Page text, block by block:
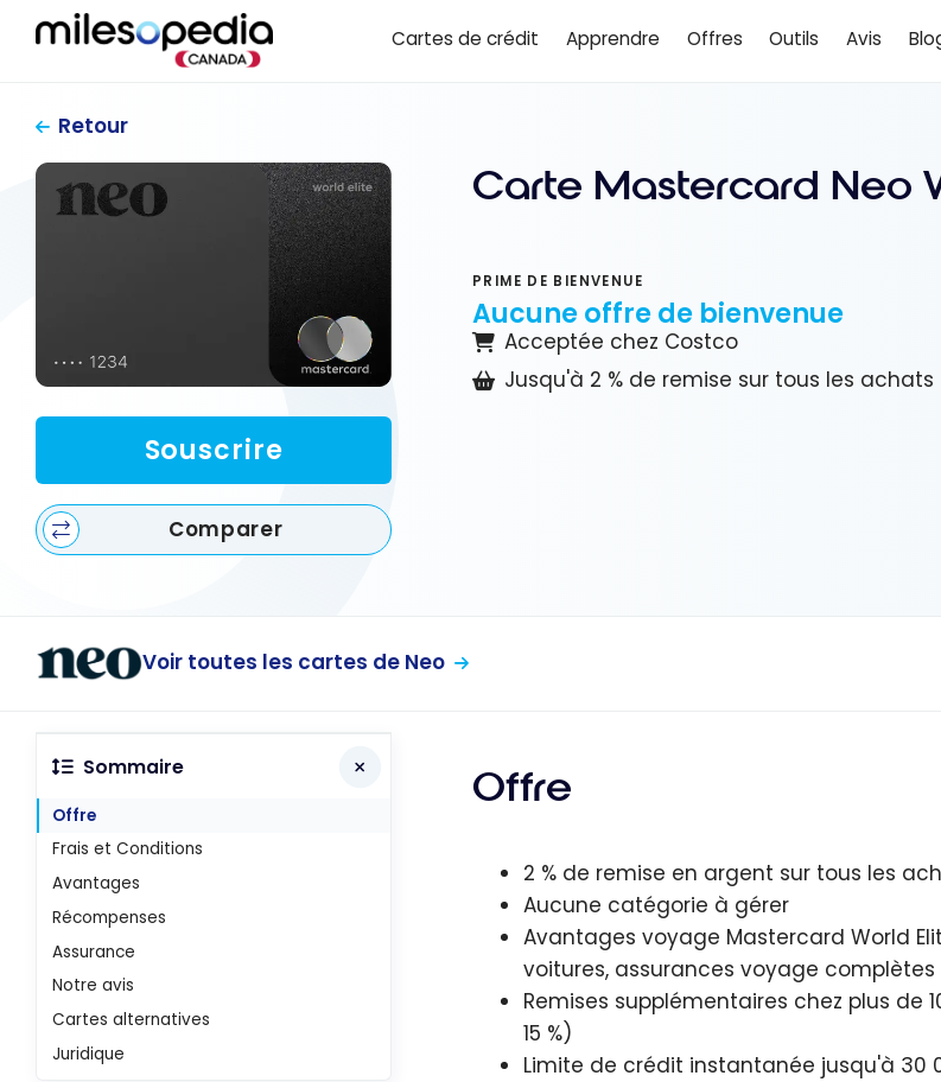
Panneau de gestion des cookies
Passer
Cartes de crédit Apprendre Offres Outils Avis
Retour
Carte Mastercard Neo
Souscrire
Comparer
PRIME DE BIENVENUE
Aucune offre de bienvenue
Acceptée chez Costco
Jusqu'à 2 % de remise sur tous les achats
Voir toutes les cartes de Neo
Offre
2 % de remise en argent sur tous les
Aucune catégorie à gérer
Avantages voyage Mastercard World
voitures, assurances voyage
Remises supplémentaires chez plus de
15 %)
Limite de crédit instantanée jusqu'à 30
Sommaire
Offre
Frais et Conditions
Avantages
Récompenses
Assurance
Notre avis
Cartes alternatives
Juridique